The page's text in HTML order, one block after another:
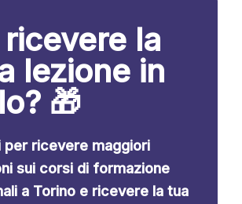
la
lezione in
🎁
per ricevere maggiori
sui corsi di formazione
a Torino e ricevere la tua